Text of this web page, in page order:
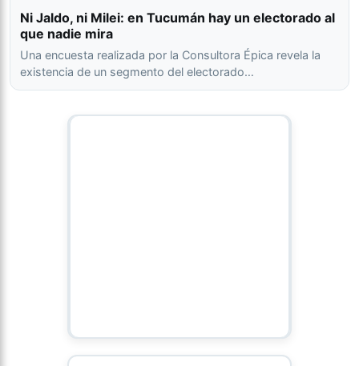
Ni Jaldo, ni Milei: en Tucumán hay un electorado al
que nadie mira
Una encuesta realizada por la Consultora Épica revela la
existencia de un segmento del electorado…